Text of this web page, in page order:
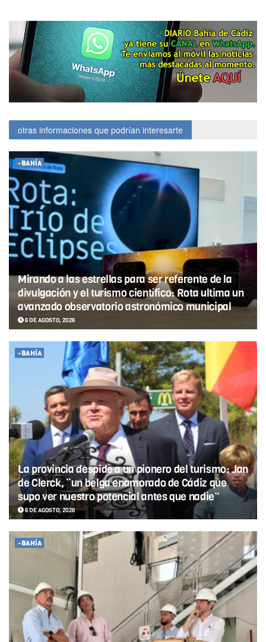
otras informaciones que podrían interesarte
-BAHÍA
Mirando a las estrellas para ser referente de la
divulgación y el turismo científico: Rota ultima un
avanzado observatorio astronómico municipal
6 DE AGOSTO, 2026
-BAHÍA
La provincia despide a un pionero del turismo: Jan
de Clerck, “un belga enamorado de Cádiz que
supo ver nuestro potencial antes que nadie”
6 DE AGOSTO, 2026
-BAHÍA